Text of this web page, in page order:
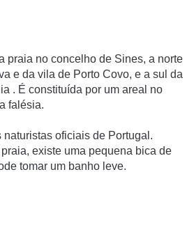
praia no concelho de Sines, a norte
e da vila de Porto Covo, e a sul da
. É constituí­da por um areal no
falésia.
naturistas oficiais de Portugal.
existe uma pequena bica de
tomar um banho leve.